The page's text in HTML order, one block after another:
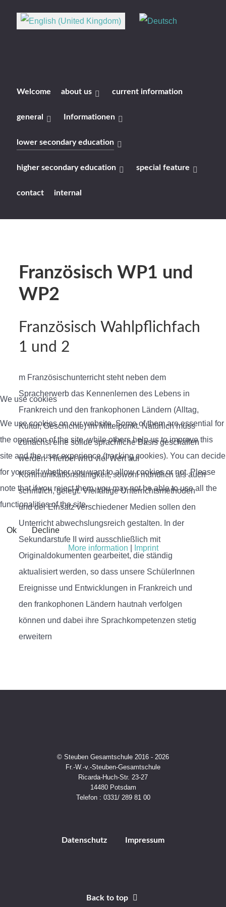
Select your language
Welcome about us current information
general Informationen
lower secondary education
higher secondary education special feature
contact internal
Französisch WP1 und
WP2
Französisch Wahlpflichfach
1 und 2
m Französischunterricht steht neben dem
Spracherwerb das Kennenlernen des Lebens in
Frankreich und den frankophonen Ländern (Alltag,
Kultur, Geschichte) im Mittelpunkt. Natürlich muss
zunächst eine solide sprachliche Basis geschaffen
werden. Hierbei wird viel Wert auf
Kommunikationsfähigkeit, sowohl mündlich als auch
schriftlich, gelegt. Vielfältige Unterrichtsmethoden
und der Einsatz verschiedener Medien sollen den
Unterricht abwechslungsreich gestalten. In der
Sekundarstufe II wird ausschließlich mit
Originaldokumenten gearbeitet, die ständig
aktualisiert werden, so dass unsere SchülerInnen
Ereignisse und Entwicklungen in Frankreich und
den frankophonen Ländern hautnah verfolgen
können und dabei ihre Sprachkompetenzen stetig
erweitern
© Steuben Gesamtschule 2016 - 2026
Fr.-W.-v.-Steuben-Gesamtschule
Ricarda-Huch-Str. 23-27
14480 Potsdam
Telefon : 0331/ 289 81 00
Datenschutz Impressum
Back to top
We use cookies
We use cookies on our website. Some of them are essential for
the operation of the site, while others help us to improve this
site and the user experience (tracking cookies). You can decide
for yourself whether you want to allow cookies or not. Please
note that if you reject them, you may not be able to use all the
functionalities of the site.
Ok Decline
More information Imprint